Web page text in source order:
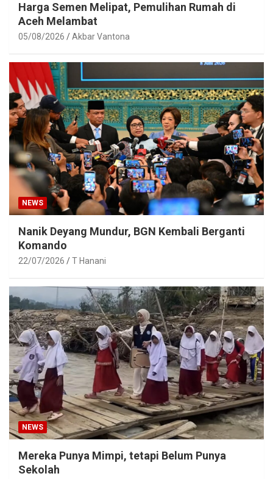
Harga Semen Melipat, Pemulihan Rumah di
Aceh Melambat
05/08/2026 Akbar Vantona
NEWS
Nanik Deyang Mundur, BGN Kembali Berganti
Komando
22/07/2026 T Hanani
NEWS
Mereka Punya Mimpi, tetapi Belum Punya
Sekolah